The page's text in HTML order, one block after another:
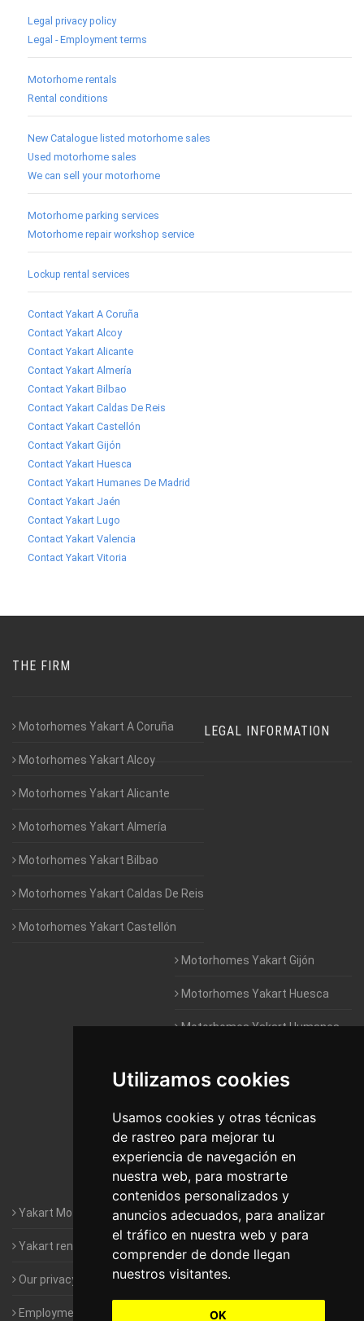
Utilizamos cookies
Usamos cookies y otras técnicas
de rastreo para mejorar tu
experiencia de navegación en
nuestra web, para mostrarte
contenidos personalizados y
anuncios adecuados, para analizar
el tráfico en nuestra web y para
comprender de donde llegan
nuestros visitantes.
OK
Legal privacy policy
Legal - Employment terms
Motorhome rentals
Rental conditions
New Catalogue listed motorhome sales
Used motorhome sales
We can sell your motorhome
Motorhome parking services
Motorhome repair workshop service
Lockup rental services
Contact Yakart A Coruña
Contact Yakart Alcoy
Contact Yakart Alicante
Contact Yakart Almería
Contact Yakart Bilbao
Contact Yakart Caldas De Reis
Contact Yakart Castellón
Contact Yakart Gijón
Contact Yakart Huesca
Contact Yakart Humanes De Madrid
Contact Yakart Jaén
Contact Yakart Lugo
Contact Yakart Valencia
Contact Yakart Vitoria
THE FIRM
Motorhomes Yakart A Coruña
Motorhomes Yakart Alcoy
Motorhomes Yakart Alicante
Motorhomes Yakart Almería
Motorhomes Yakart Bilbao
Motorhomes Yakart Caldas De Reis
Motorhomes Yakart Castellón
Motorhomes Yakart Gijón
Motorhomes Yakart Huesca
Motorhomes Yakart Humanes
Motorhomes Yakart Jaén
Motorhomes Yakart Lugo
Motorhomes Yakart Valencia
Motorhomes Yakart Vitoria
LEGAL INFORMATION
Yakart Motorhomes : The Company
Yakart rental conditions
Our privacy policy
Employment- Work with us